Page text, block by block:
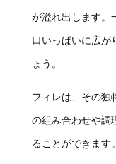
が溢れ出します。
口いっぱいに広が
ょう。
フィレは、その独
の組み合わせや調
ることができます。